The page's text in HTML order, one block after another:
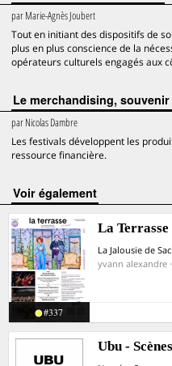
parMarie-Agnès Joubert
Tout en initiant des dispositifs de
plus en plus conscience de la
opérateurs culturels engagés aux
Le merchandising,
parNicolas Dambre
Les festivals développent les
ressource financière.
voir également
La Terrasse
La Jalousie de
yvann alexandre
#337
Ubu -